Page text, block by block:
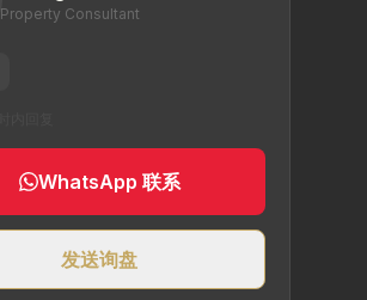
Property Consultant
WhatsApp 联系
发送询盘